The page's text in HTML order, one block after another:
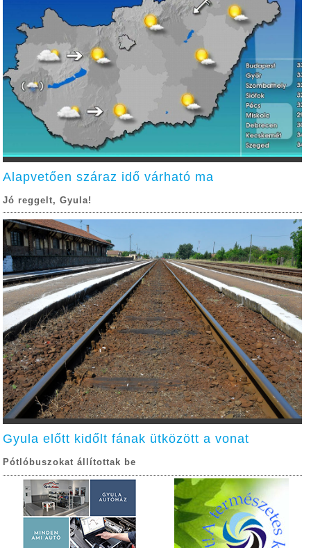
Alapvetően száraz idő várható ma
Jó reggelt, Gyula!
Gyula előtt kidőlt fának ütközött a vonat
Pótlóbuszokat állítottak be